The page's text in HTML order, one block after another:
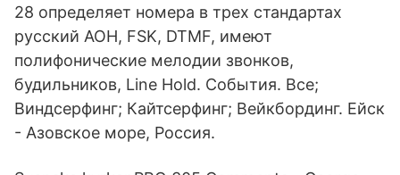
28 определяет номера в трех стандартах
русский АОН, FSK, DTMF, имеют
полифонические мелодии звонков,
будильников, Line Hold. События. Все;
Виндсерфинг; Кайтсерфинг; Вейкбординг. Ейск
- Азовское море, Россия.